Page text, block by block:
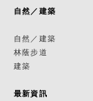
自然／建築
自然／建築
林蔭步道
建築
最新資訊